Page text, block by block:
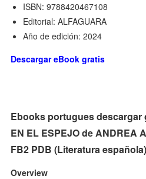
ISBN: 9788420467108
Editorial: ALFAGUARA
Año de edición: 2024
Descargar eBook gratis
Ebooks portugues descargar
EN EL ESPEJO de ANDREA
FB2 PDB (Literatura
Overview